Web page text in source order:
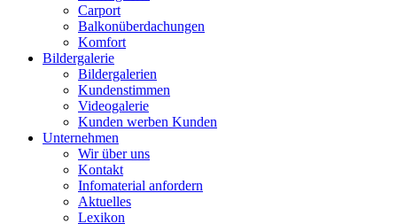
Carport
Balkonüberdachungen
Komfort
Bildergalerie
Bildergalerien
Kundenstimmen
Videogalerie
Kunden werben Kunden
Unternehmen
Wir über uns
Kontakt
Infomaterial anfordern
Aktuelles
Lexikon